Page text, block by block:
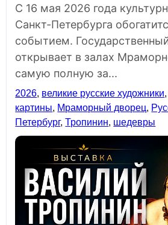
С 16 мая 2026 года
Санкт-Петербурга
событием.
открывает в залах
самую полную за...
2026, великие русские художники,
картины, Мраморный дворец,
Петербург,Тропинин, шедевры